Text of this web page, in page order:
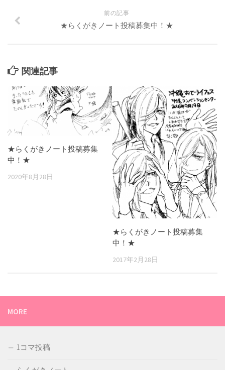
前の記事
★らくがきノート投稿募集中！★
関連記事
★らくがきノート投稿募集
中！★
2020年8月28日
★らくがきノート投稿募集
中！★
2017年2月28日
MORE
1コマ投稿